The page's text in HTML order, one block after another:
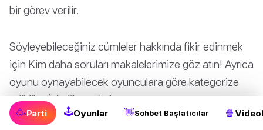
bir görev verilir.
Söyleyebileceğiniz cümleler hakkında fikir edinmek
için Kim daha soruları makalelerimize göz atın! Ayrıca
oyunu oynayabilecek oyunculara göre kategorize
edildiler. İyi eğlenceler!
🥳Parti 🕹Oyunlar 👋Sohbet Başlatıcılar 🍿